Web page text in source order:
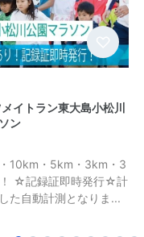
イトラン東大島小松川
ン
10km・5km・3km・3
☆記録証即時発行☆計
た自動計測となりま...